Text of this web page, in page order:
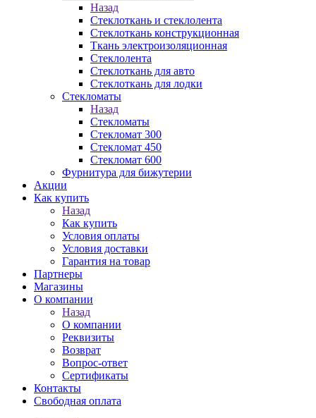
Назад
Стеклоткань и стеклолента
Стеклоткань конструкционная
Ткань электроизоляционная
Стеклолента
Стеклоткань для авто
Стеклоткань для лодки
Стекломаты
Назад
Стекломаты
Стекломат 300
Стекломат 450
Стекломат 600
Фурнитура для бижутерии
Акции
Как купить
Назад
Как купить
Условия оплаты
Условия доставки
Гарантия на товар
Партнеры
Магазины
О компании
Назад
О компании
Реквизиты
Возврат
Вопрос-ответ
Сертификаты
Контакты
Свободная оплата